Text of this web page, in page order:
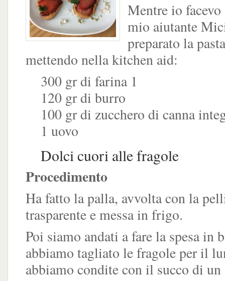
Mentre io
mio aiutante
preparato la
mettendo nella kitchen aid:
300 gr di farina 1
120 gr di burro
100 gr di zucchero di canna
1 uovo
Dolci cuori alle fragole
Procedimento
Ha fatto la palla, avvolta con la
trasparente e messa in frigo.
Poi siamo andati a fare la spesa in
abbiamo tagliato le fragole per il
abbiamo condite con il succo di